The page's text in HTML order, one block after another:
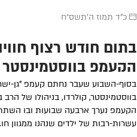
כ"ד תמוז ה׳תשס״ח
בתום חודש רצוף
הקעמפ בווסטמינסטר
בסוף-השבוע שעבר נחתם קעמפ "גן-
בווסטמינסטר, קולרדו, בניהולו של הרב
הקעמפ נערך ארבעה שבועות ובו
עשרות-רבות של ילדים שנהנו ממגוון